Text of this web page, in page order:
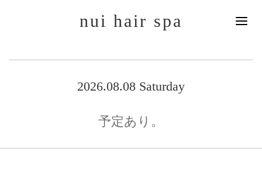
nui hair spa
2026.08.08 Saturday
予定あり。